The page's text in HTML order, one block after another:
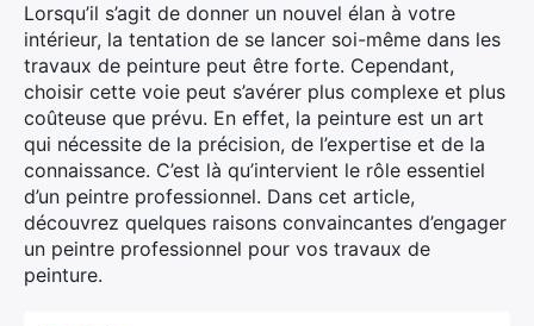
Lorsqu’il s’agit de donner un nouvel élan à votre
intérieur, la tentation de se lancer soi-même dans les
travaux de peinture peut être forte. Cependant,
choisir cette voie peut s’avérer plus complexe et plus
coûteuse que prévu. En effet, la peinture est un art
qui nécessite de la précision, de l’expertise et de la
connaissance. C’est là qu’intervient le rôle essentiel
d’un peintre professionnel. Dans cet article,
découvrez quelques raisons convaincantes d’engager
un peintre professionnel pour vos travaux de
peinture.